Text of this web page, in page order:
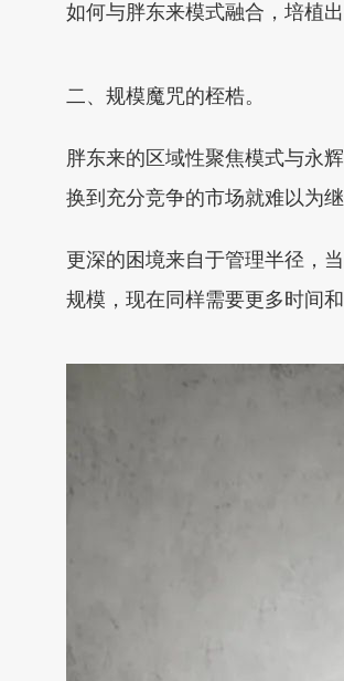
如何与胖东来模式融合，培植
二、规模魔咒的桎梏。
胖东来的区域性聚焦模式与永
换到充分竞争的市场就难以为继
更深的困境来自于管理半径，
规模，现在同样需要更多时间